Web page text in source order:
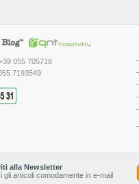
055 705718
7193549
-
-
-
-
-
-
alla Newsletter
gli articoli comodamente in e-mail